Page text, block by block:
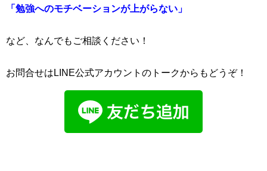
「勉強へのモチベーションが上がらない」
など、なんでもご相談ください！
お問合せはLINE公式アカウントのトークからもどうぞ！